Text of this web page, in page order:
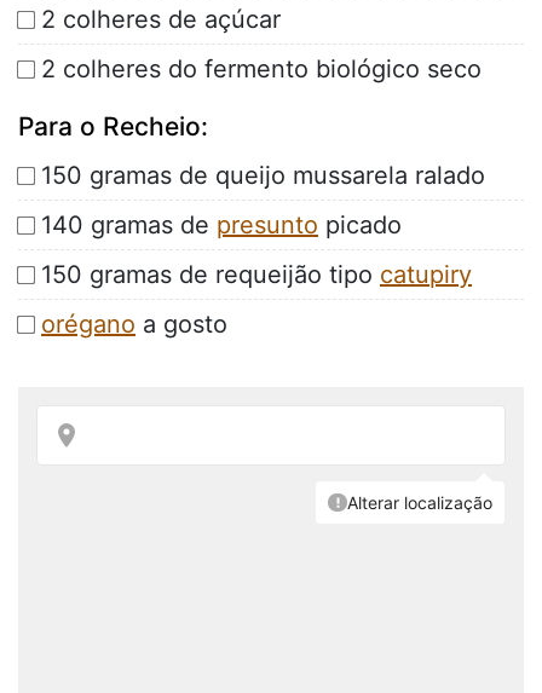
2 colheres de açúcar
2 colheres do fermento biológico seco
Para o Recheio:
150 gramas de queijo mussarela ralado
140 gramas de presunto picado
150 gramas de requeijão tipo catupiry
orégano a gosto